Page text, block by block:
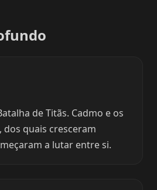
de Titãs. Cadmo e os
quais cresceram
a lutar entre si.